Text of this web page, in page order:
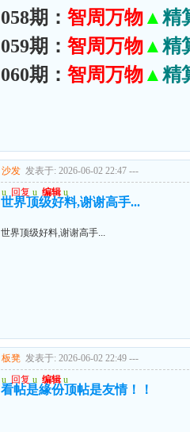
058期： 智周万物▲精
059期： 智周万物▲精
060期： 智周万物▲精
沙发 发表于: 2026-06-02 22:47 ---
u 回复 u 编辑 u
世界顶级好料,谢谢高手...
世界顶级好料,谢谢高手...
板凳 发表于: 2026-06-02 22:49 ---
u 回复 u 编辑 u
看帖是緣份顶帖是友情！！